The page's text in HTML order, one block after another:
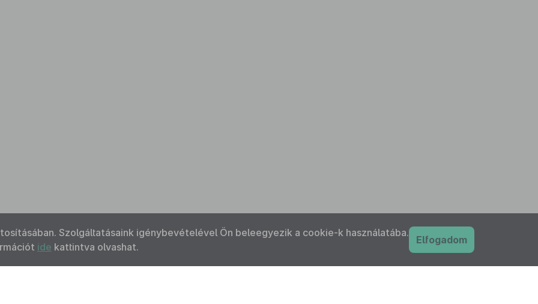
Szolgáltatásaink igénybevételével Ön beleegyezik a cookie-k használatába.
ide kattintva olvashat.
Elfogadom